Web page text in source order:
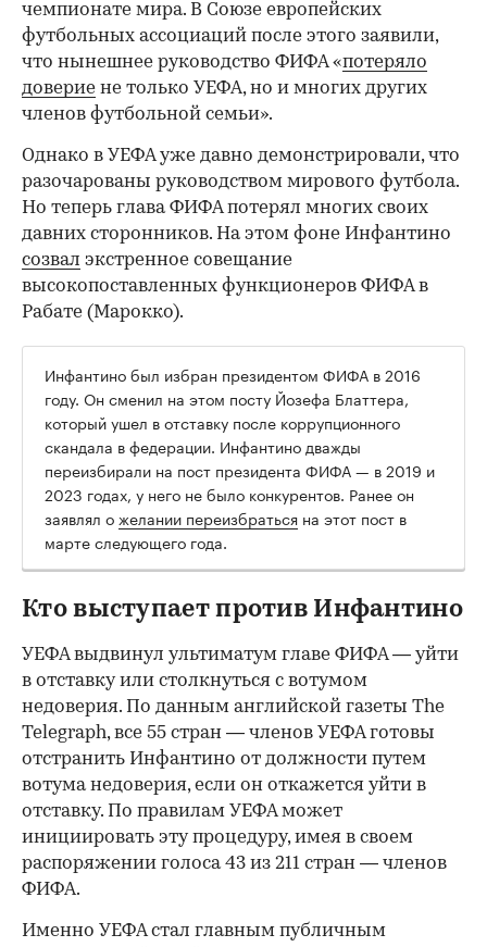
чемпионате мира. В Союзе европейских
футбольных ассоциаций после этого заявили,
что нынешнее руководство ФИФА «потеряло
доверие не только УЕФА, но и многих других
членов футбольной семьи».
Однако в УЕФА уже давно демонстрировали, что
разочарованы руководством мирового футбола.
Но теперь глава ФИФА потерял многих своих
давних сторонников. На этом фоне Инфантино
созвал экстренное совещание
высокопоставленных функционеров ФИФА в
Рабате (Марокко).
Инфантино был избран президентом ФИФА в 2016
году. Он сменил на этом посту Йозефа Блаттера,
который ушел в отставку после коррупционного
скандала в федерации. Инфантино дважды
переизбирали на пост президента ФИФА — в 2019 и
2023 годах, у него не было конкурентов. Ранее он
заявлял ожелании переизбраться на этот пост в
марте следующего года.
Кто выступает против Инфантино
УЕФА выдвинул ультиматум главе ФИФА — уйти
в отставку или столкнуться с вотумом
недоверия. По данным английской газеты The
Telegraph, все 55 стран — членов УЕФА готовы
отстранить Инфантино от должности путем
вотума недоверия, если он откажется уйти в
отставку. По правилам УЕФА может
инициировать эту процедуру, имея в своем
распоряжении голоса 43 из 211 стран — членов
ФИФА.
Именно УЕФА стал главным публичным